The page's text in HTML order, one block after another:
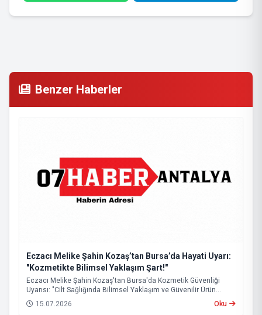
Benzer Haberler
Eczacı Melike Şahin Kozaş’tan Bursa’da Hayati Uyarı:
"Kozmetikte Bilimsel Yaklaşım Şart!"
Eczacı Melike Şahin Kozaş'tan Bursa'da Kozmetik Güvenliği
Uyarısı: "Cilt Sağlığında Bilimsel Yaklaşım ve Güvenilir Ürün
Kullanımı Hayati Önem Taşıyor"
15.07.2026 Oku